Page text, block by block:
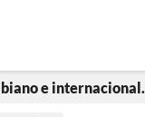
e internacional.